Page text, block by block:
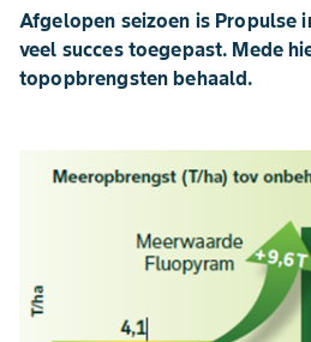
Afgelopen seizoen is Propulse
veel succes toegepast. Mede
topopbrengsten behaald.